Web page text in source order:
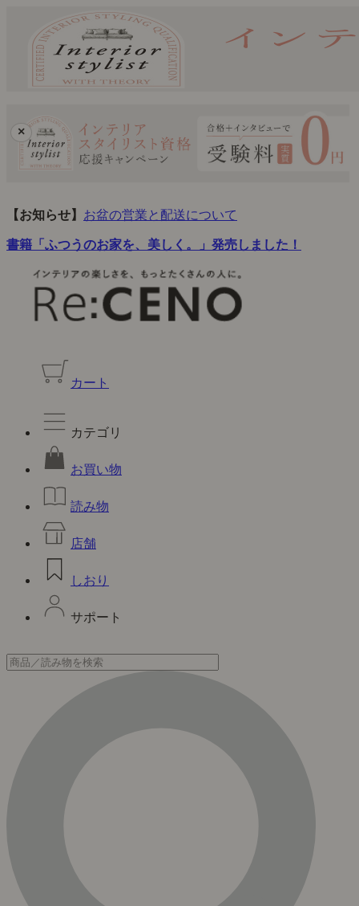
×
【お知らせ】 お盆の営業と配送について
書籍「ふつうのお家を、美しく。」発売しました！
カート
カテゴリ
お買い物
読み物
店舗
しおり
サポート